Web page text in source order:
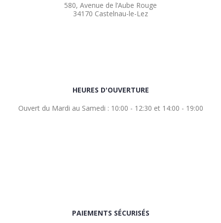
580, Avenue de l’Aube Rouge
34170 Castelnau-le-Lez
HEURES D'OUVERTURE
Ouvert du Mardi au Samedi : 10:00 - 12:30 et 14:00 - 19:00
PAIEMENTS SÉCURISÉS